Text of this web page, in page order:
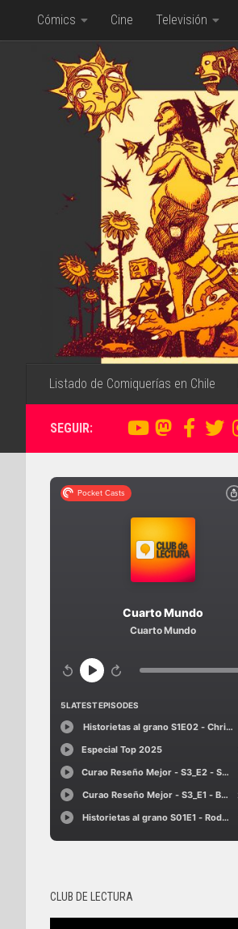
Saltar al contenido
Cómics Cine Televisión
Listado de Comiquerías en Chile
SEGUIR:
CLUB DE LECTURA